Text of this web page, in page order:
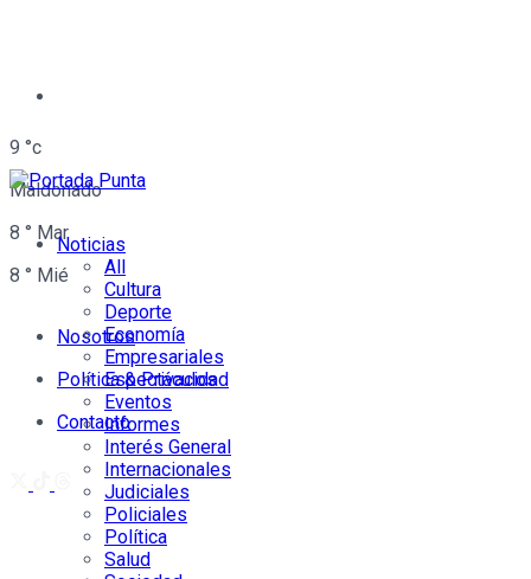
9 °c
Maldonado
8 ° Mar
8 ° Mié
Nosotros
Política & Privacidad
Contacto
Noticias
All
Cultura
Deporte
Economía
Empresariales
Espectáculos
Eventos
Informes
Interés General
Internacionales
Judiciales
Policiales
Política
Salud